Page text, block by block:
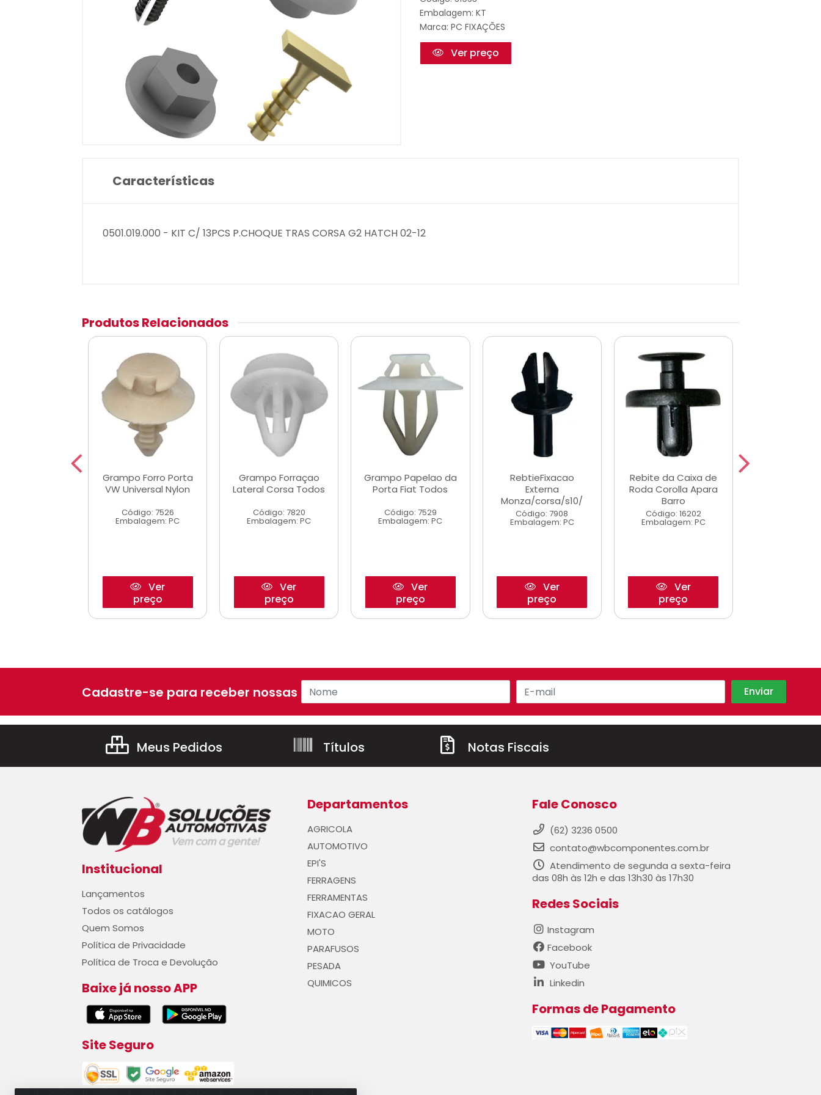
Embalagem: KT
Marca: PC FIXAÇÕES
Ver preço
Características
0501.019.000 - KIT C/ 13PCS P.CHOQUE TRAS CORSA G2 HATCH 02-12
Produtos Relacionados
Grampo Forro Porta
VW Universal Nylon
Código: 7526
Embalagem: PC
Ver
preço
Grampo Forraçao
Lateral Corsa Todos
Código: 7820
Embalagem: PC
Ver
preço
Grampo Papelao da
Porta Fiat Todos
Código: 7529
Embalagem: PC
Ver
preço
RebtieFixacao
Externa
Monza/corsa/s10/
Código: 7908
Embalagem: PC
Ver
preço
Rebite da Caixa de
Roda Corolla Apara
Barro
Código: 16202
Embalagem: PC
Ver
preço
Cadastre-se para receber nossas ofertas!
Meus Pedidos Títulos Notas Fiscais
Institucional
Lançamentos
Todos os catálogos
Quem Somos
Política de Privacidade
Política de Troca e Devolução
Baixe já nosso APP
Site Seguro
Departamentos
AGRICOLA
AUTOMOTIVO
EPI'S
FERRAGENS
FERRAMENTAS
FIXACAO GERAL
MOTO
PARAFUSOS
PESADA
QUIMICOS
Fale Conosco
(62) 3236 0500
contato@wbcomponentes.com.br
Atendimento de segunda a sexta-feira
das 08h às 12h e das 13h30 às 17h30
Redes Sociais
Instagram
Facebook
YouTube
Linkedin
Formas de Pagamento